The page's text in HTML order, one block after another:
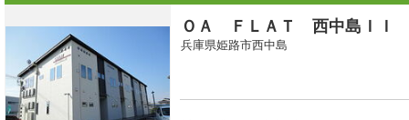
ＯＡ ＦＬＡＴ 西中島ＩＩ
兵庫県姫路市西中島